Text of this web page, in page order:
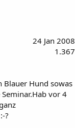
24 Jan 2008
1.367
Blauer Hund sowas
vor 4
?